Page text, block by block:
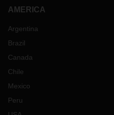
AMERICA
Argentina
Brazil
Canada
Chile
Mexico
Peru